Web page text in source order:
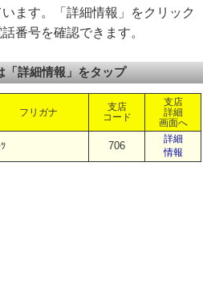
ます。「詳細情報」をクリック
番号を確認できます。
「詳細情報」をタップ
フリガナ
支店
コード
支店
詳細
画面へ
706
詳細
情報